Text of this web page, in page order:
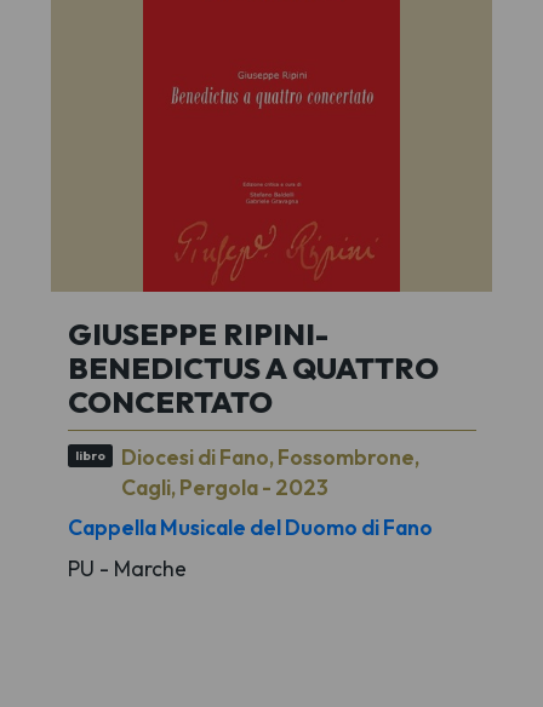
GIUSEPPE RIPINI-
BENEDICTUS A QUATTRO
CONCERTATO
libro
Diocesi di Fano, Fossombrone,
Cagli, Pergola - 2023
Cappella Musicale del Duomo di Fano
PU - Marche